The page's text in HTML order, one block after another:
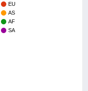
EU
AS
AF
SA